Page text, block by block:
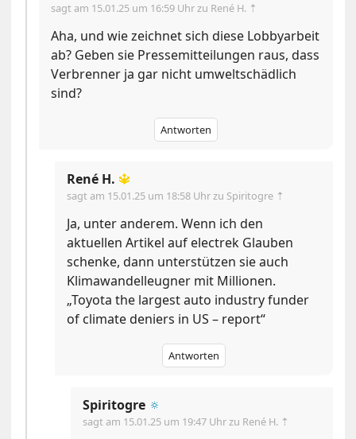
sagt am 15.01.25 um 16:59 Uhrzu René H. ⇡
Aha, und wie zeichnet sich diese Lobbyarbeit
ab? Geben sie Pressemitteilungen raus, dass
Verbrenner ja gar nicht umweltschädlich
sind?
Antworten
René H. 🔱
sagt am 15.01.25 um 18:58 Uhrzu Spiritogre ⇡
Ja, unter anderem. Wenn ich den
aktuellen Artikel auf electrek Glauben
schenke, dann unterstützen sie auch
Klimawandelleugner mit Millionen.
„Toyota the largest auto industry funder
of climate deniers in US – report“
Antworten
Spiritogre 🔅
sagt am 15.01.25 um 19:47 Uhrzu René H. ⇡